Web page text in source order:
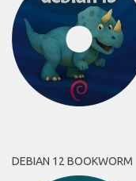
DEBIAN 12 BOOKWORM